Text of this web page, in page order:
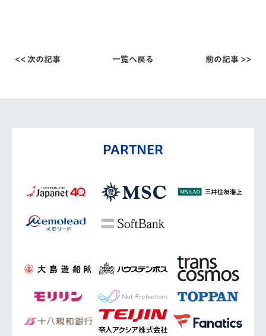
<< 次の記事 一覧へ戻る 前の記事 >>
PARTNER